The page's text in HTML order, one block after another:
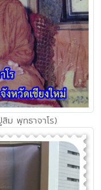
ม พุทธาจาโร)